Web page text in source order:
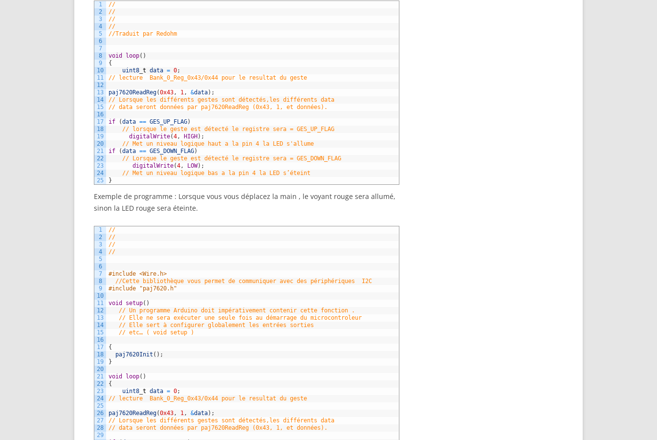
1
2
3
4
5
6
7
8
9
10
11
12
13
14
15
16
17
18
19
20
21
22
23
24
25
//
//
//
//
//Traduit par Redohm
void loop( )
{
uint8 t data = 0;
// lecture  Bank_0_Reg_0x43/0x44 pour le resultat du geste
paj7620ReadReg(0x43 , 1 , &data) ;
// Lorsque les différents gestes sont détectés,les différents data
// data seront données par paj7620ReadReg (0x43, 1, et données).
if (data == GES_UP_FLAG)
// lorsque le geste est détecté le registre sera = GES_UP_FLAG
digitalWrite(4 , HIGH) ;
// Met un niveau logique haut a la pin 4 la LED s'allume
if
(data == GES_DOWN_FLAG)
// Lorsque le geste est détecté le registre sera = GES_DOWN_FLAG
digitalWrite(4 , LOW) ;
// Met un niveau logique bas a la pin 4 la LED s’éteint
}
Exemple de programme : Lorsque vous vous déplacez la main , le voyant rouge sera allumé,
sinon la LED rouge sera éteinte.
1
2
3
4
5
6
7
8
9
10
11
12
13
14
15
16
17
18
19
20
21
22
23
24
25
26
27
28
29
//
//
//
//
#include <Wire.h>
//Cette bibliothèque vous permet de communiquer avec des périphériques  I2C
#include "paj7620.h"
void setup( )
// Un programme Arduino doit impérativement contenir cette fonction .
// Elle ne sera exécuter une seule fois au démarrage du microcontroleur
// Elle sert à configurer globalement les entrées sorties
// etc… ( void setup )
{
paj7620Init ( ) ;
}
void loop( )
{
uint8 t data = 0;
// lecture  Bank_0_Reg_0x43/0x44 pour le resultat du geste
paj7620ReadReg(0x43 , 1 , &data) ;
// Lorsque les différents gestes sont détectés,les différents data
// data seront données par paj7620ReadReg (0x43, 1, et données).